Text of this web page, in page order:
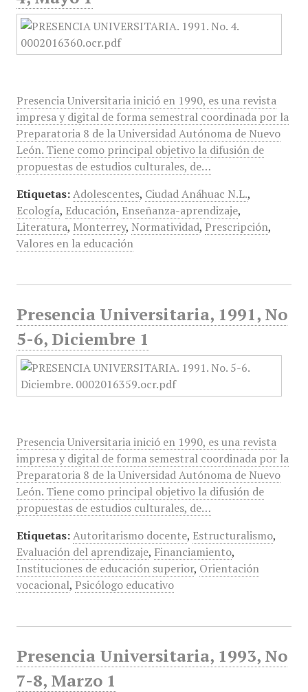
Presencia Universitaria inició en 1990, es una revista
impresa y digital de forma semestral coordinada por la
Preparatoria 8 de la Universidad Autónoma de Nuevo
León. Tiene como principal objetivo la difusión de
propuestas de estudios culturales, de…
Etiquetas: Adolescentes, Ciudad Anáhuac N.L.,
Ecología, Educación, Enseñanza-aprendizaje,
Literatura, Monterrey, Normatividad, Prescripción,
Valores en la educación
Presencia Universitaria, 1991, No
5-6, Diciembre 1
Presencia Universitaria inició en 1990, es una revista
impresa y digital de forma semestral coordinada por la
Preparatoria 8 de la Universidad Autónoma de Nuevo
León. Tiene como principal objetivo la difusión de
propuestas de estudios culturales, de…
Etiquetas: Autoritarismo docente, Estructuralismo,
Evaluación del aprendizaje, Financiamiento,
Instituciones de educación superior, Orientación
vocacional, Psicólogo educativo
Presencia Universitaria, 1993, No
7-8, Marzo 1